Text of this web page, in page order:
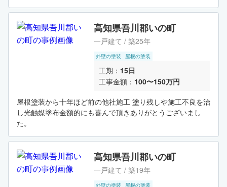
高知県吾川郡いの町
一戸建て / 築25年
外壁の塗装 屋根の塗装
工期： 15日
工事金額： 100〜150万円
屋根塗装から十年ほど前の他社施工 塗り残しや施工不良を治
し光触媒塗布金額的にも喜んで頂きありがとうございまし
た。
高知県吾川郡いの町
一戸建て / 築19年
外壁の塗装 屋根の塗装